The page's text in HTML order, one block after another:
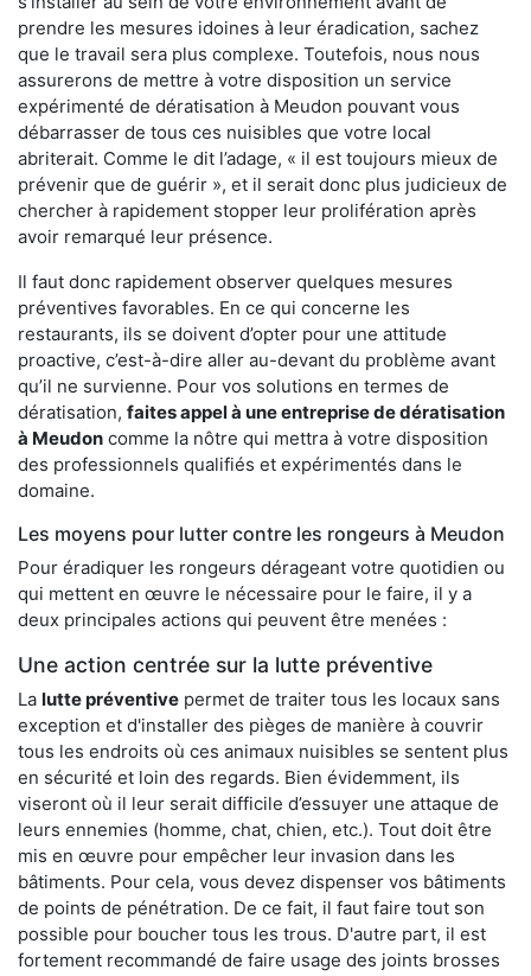
prendre les mesures idoines à leur éradication, sachez
que le travail sera plus complexe. Toutefois, nous nous
assurerons de mettre à votre disposition un service
expérimenté de dératisation à Meudon pouvant vous
débarrasser de tous ces nuisibles que votre local
abriterait. Comme le dit l’adage, « il est toujours mieux de
prévenir que de guérir », et il serait donc plus judicieux de
chercher à rapidement stopper leur prolifération après
avoir remarqué leur présence.
Il faut donc rapidement observer quelques mesures
préventives favorables. En ce qui concerne les
restaurants, ils se doivent d’opter pour une attitude
proactive, c’est-à-dire aller au-devant du problème avant
qu’il ne survienne. Pour vos solutions en termes de
dératisation, faites appel à une entreprise de dératisation
à Meudon comme la nôtre qui mettra à votre disposition
des professionnels qualifiés et expérimentés dans le
domaine.
Les moyens pour lutter contre les rongeurs à Meudon
Pour éradiquer les rongeurs dérageant votre quotidien ou
qui mettent en œuvre le nécessaire pour le faire, il y a
deux principales actions qui peuvent être menées :
Une action centrée sur la lutte préventive
La lutte préventive permet de traiter tous les locaux sans
exception et d'installer des pièges de manière à couvrir
tous les endroits où ces animaux nuisibles se sentent plus
en sécurité et loin des regards. Bien évidemment, ils
viseront où il leur serait difficile d’essuyer une attaque de
leurs ennemies (homme, chat, chien, etc.). Tout doit être
mis en œuvre pour empêcher leur invasion dans les
bâtiments. Pour cela, vous devez dispenser vos bâtiments
de points de pénétration. De ce fait, il faut faire tout son
possible pour boucher tous les trous. D'autre part, il est
fortement recommandé de faire usage des joints brosses